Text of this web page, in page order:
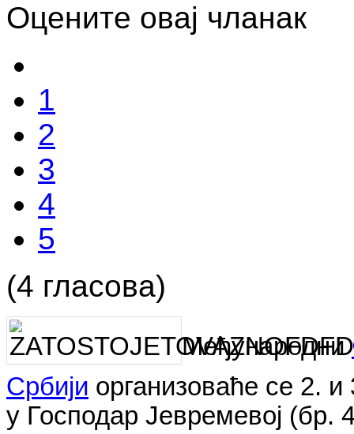
Оцените овај чланак
1
2
3
4
5
(4 гласова)
Међународни
Србији организоваће се 2.
у Господар Јевремевој (бр.